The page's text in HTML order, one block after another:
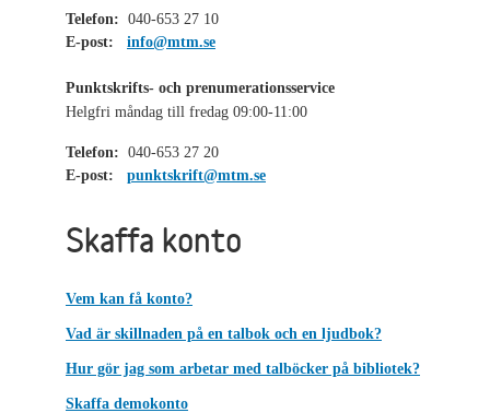
Telefon: 040-653 27 10
E-post:
info@mtm.se
Punktskrifts- och prenumerationsservice
Helgfri måndag till fredag 09:00-11:00
Telefon: 040-653 27 20
E-post:
punktskrift@mtm.se
Skaffa konto
Vem kan få konto?
Vad är skillnaden på en talbok och en ljudbok?
Hur gör jag som arbetar med talböcker på bibliotek?
Skaffa demokonto